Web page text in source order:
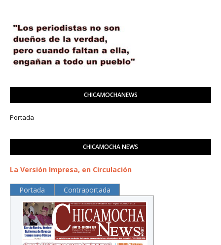
CHICAMOCHANEWS
Portada
CHICAMOCHA NEWS
La Versión Impresa, en Circulación
Portada Contraportada